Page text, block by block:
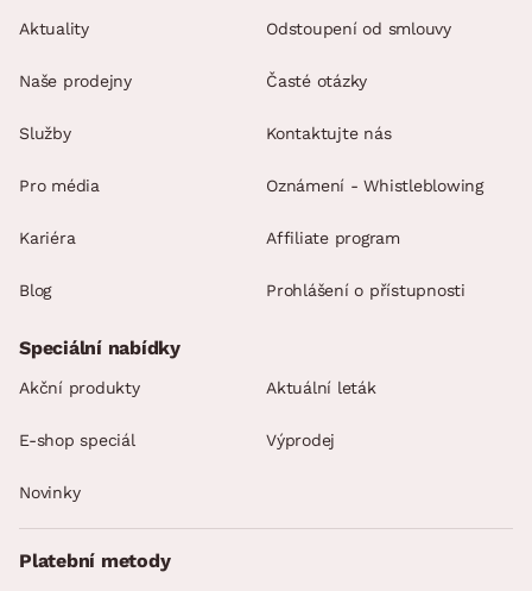
Aktuality
Naše prodejny
Služby
Pro média
Kariéra
Blog
Odstoupení od smlouvy
Časté otázky
Kontaktujte nás
Oznámení - Whistleblowing
Affiliate program
Prohlášení o přístupnosti
Speciální nabídky
Akční produkty Aktuální leták
E-shop speciál Výprodej
Novinky
Platební metody